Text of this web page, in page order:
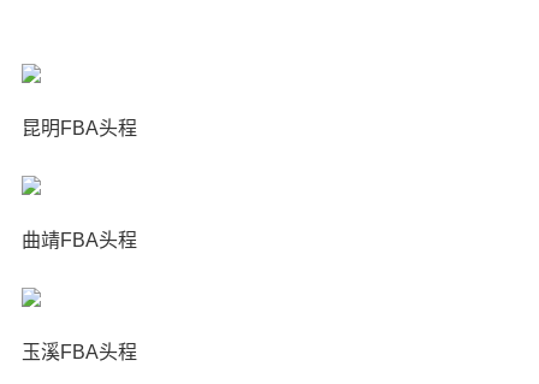
昆明FBA头程
曲靖FBA头程
玉溪FBA头程